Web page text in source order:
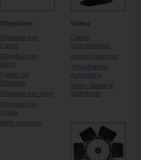
Objektive
Objektive von
Canon
Objektive von
Nikon
Fujifilm GF
Objektive
Objektive von Sony
Objektive von
Sigma
Mehr anzeigen
Video
Canon
Videokameras
Atomos Rekorder
Tonaufnahme
Ausrüstung
Video-Stative &
Stativköpfe